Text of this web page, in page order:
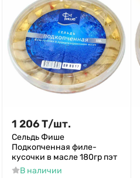
1 206Т/шт.
Сельдь Фише
Подкопченная филе-
кусочки в масле 180гр пэт
В наличии